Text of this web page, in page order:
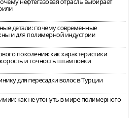
детали: почему современные
и для полимерной индустрии
поколения: как характеристики
и точность штамповки
для пересадки волос в Турции
как не утонуть в мире полимерного